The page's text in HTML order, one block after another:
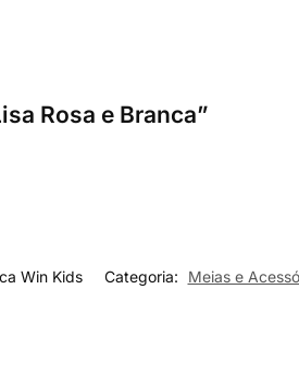
Rosa e Branca”
Win Kids Categoria: Meias e